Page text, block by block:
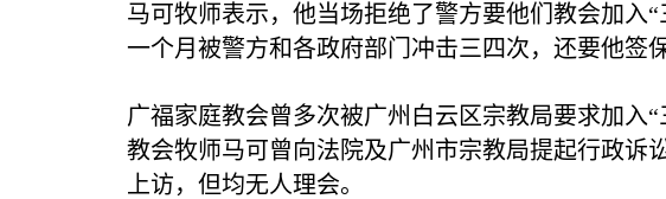
马可牧师表示，他当场拒绝了警方要他们教会加入
一个月被警方和各政府部门冲击三四次，还要他签
广福家庭教会曾多次被广州白云区宗教局要求加入
教会牧师马可曾向法院及广州市宗教局提起行政诉
上访，但均无人理会。